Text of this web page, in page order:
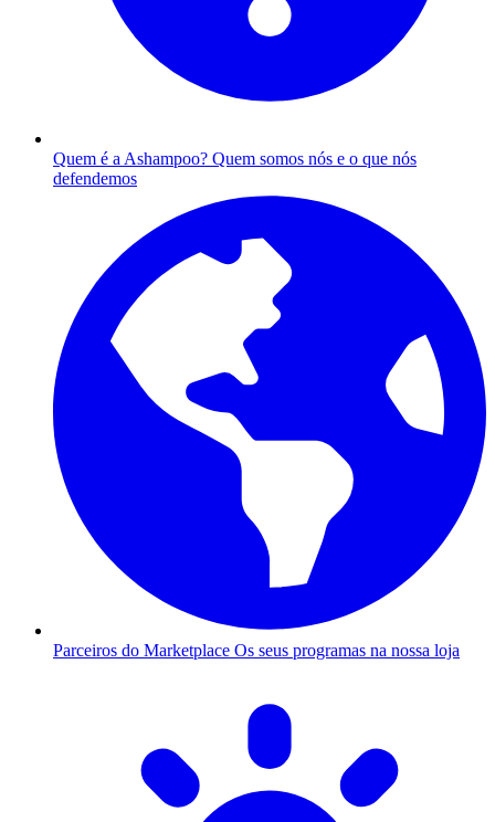
Quem é a Ashampoo? Quem somos nós e o que nós
defendemos
Parceiros do Marketplace Os seus programas na nossa loja